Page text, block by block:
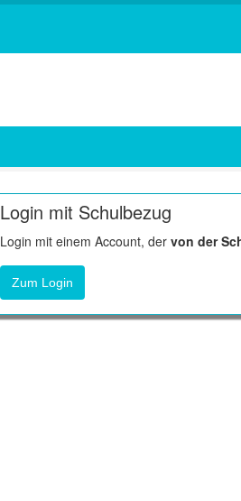
Login mit Schulbezug
Login mit einem Account, der von der
Zum Login